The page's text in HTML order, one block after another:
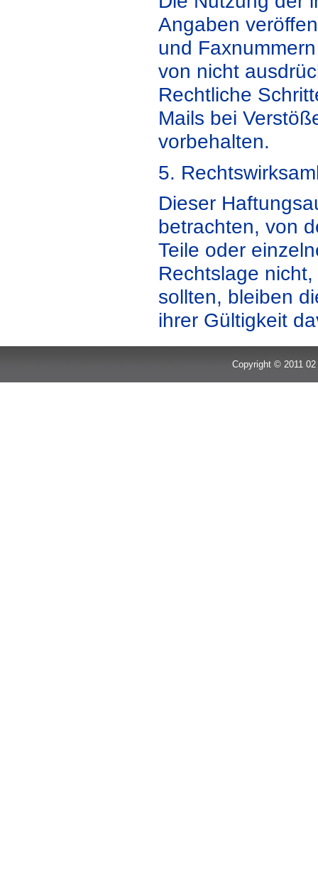
Angaben
und
von nicht
Rechtliche
Mails bei
vorbehalten.
5.
Dieser
betrachten, von
Teile oder
Rechtslage
sollten, bleiben
ihrer Gültigkeit
Copyright © 2011